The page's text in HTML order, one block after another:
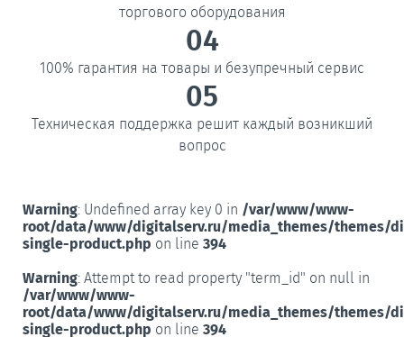
торгового оборудования
04
100% гарантия на товары и безупречный сервис
05
Техническая поддержка решит каждый возникший
вопрос
Warning: Undefined array key 0 in /var/www/www-
root/data/www/digitalserv.ru/media_themes/themes/
single-product.php on line 394
Warning: Attempt to read property "term_id" on null in
/var/www/www-
root/data/www/digitalserv.ru/media_themes/themes/
single-product.php on line 394